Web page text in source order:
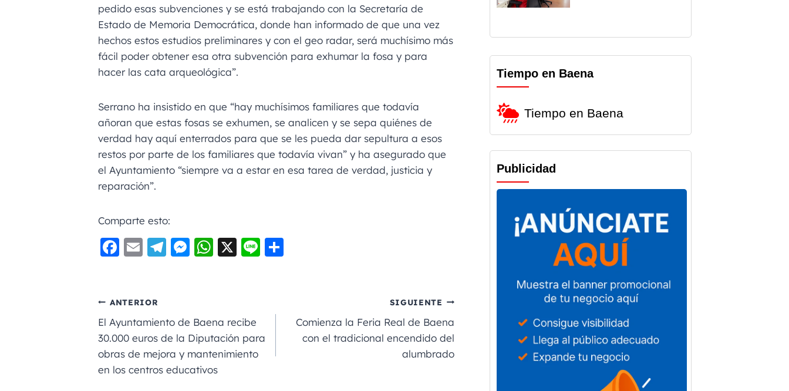
pedido esas subvenciones y se está trabajando con la Secretaría de
Estado de Memoria Democrática, donde han informado de que una vez
hechos estos estudios preliminares y con el geo radar, será muchísimo más
fácil poder obtener esa otra subvención para exhumar la fosa y para
hacer las cata arqueológica”.
Serrano ha insistido en que “hay muchísimos familiares que todavía
añoran que estas fosas se exhumen, se analicen y se sepa quiénes de
verdad hay aquí enterrados para que se les pueda dar sepultura a esos
restos por parte de los familiares que todavía vivan” y ha asegurado que
el Ayuntamiento “siempre va a estar en esa tarea de verdad, justicia y
reparación”.
Comparte esto:
F
e
b
o
o
k
E
l
Te
m
M
n
g
er
W
A
p
p
X Li C
ANTERIOR
El Ayuntamiento de Baena recibe
30.000 euros de la Diputación para
obras de mejora y mantenimiento
en los centros educativos
SIGUIENTE
Comienza la Feria Real de Baena
con el tradicional encendido del
alumbrado
Tiempo en Baena
Tiempo en Baena
Publicidad